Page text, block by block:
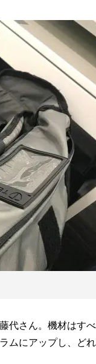
代さん。機材はす
ムにアップし、ど